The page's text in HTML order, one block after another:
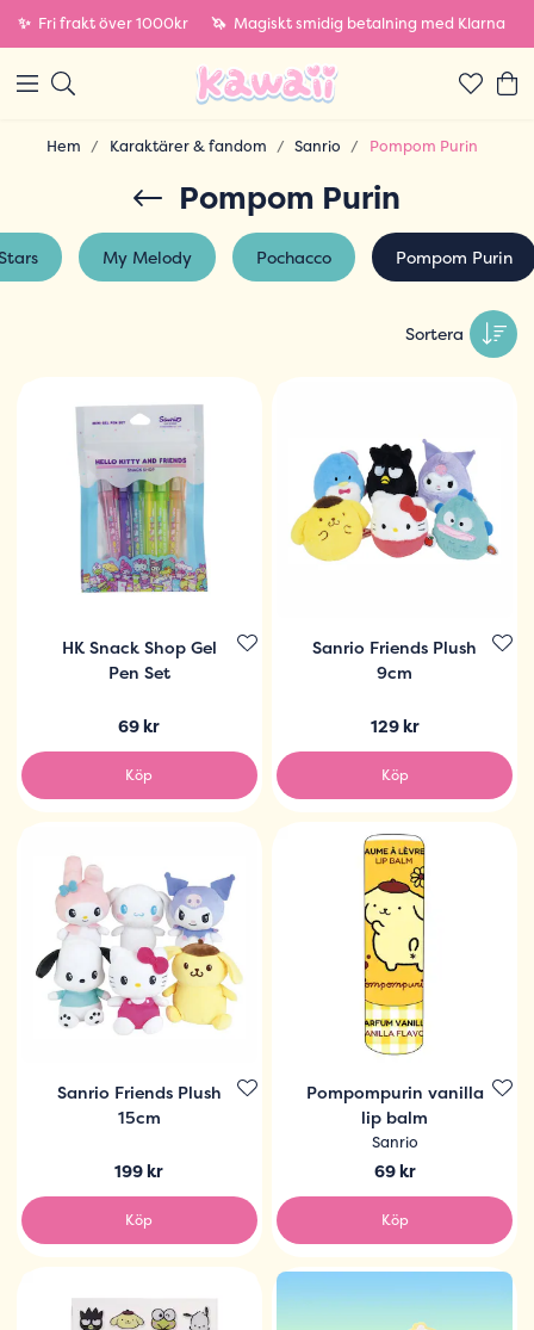
✨ Fri frakt över 1000kr 🦄 Magiskt smidig betalning med Klarna
Hem Karaktärer & fandom Sanrio Pompom Purin
Pompom Purin
My Melody Pochacco Pompom Purin
Sortera
HK Snack Shop Gel
Pen Set
69 kr
Köp
Sanrio Friends Plush
9cm
129 kr
Köp
Sanrio Friends Plush
15cm
199 kr
Köp
Pompompurin vanilla
lip balm
Sanrio
69 kr
Köp